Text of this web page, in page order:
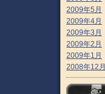
2009年5月
2009年4月
2009年3月
2009年2月
2009年1月
2008年12月